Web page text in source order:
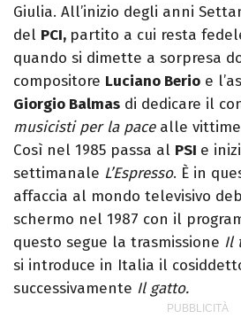
Giulia. All’inizio degli anni
del PCI, partito a cui resta
quando si dimette a sorpresa
compositore Luciano Berio e
Giorgio Balmas di dedicare il
musicisti per la pacealle
Così nel 1985 passa al PSI e
settimanale L’Espresso. È in
affaccia al mondo televisivo
schermo nel 1987 con il
questo segue la trasmissione Il
si introduce in Italia il
successivamente Il gatto.